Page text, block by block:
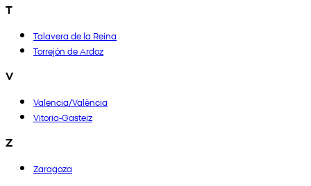
T
Talavera de la Reina
Torrejón de Ardoz
V
Valencia/València
Vitoria-Gasteiz
Z
Zaragoza